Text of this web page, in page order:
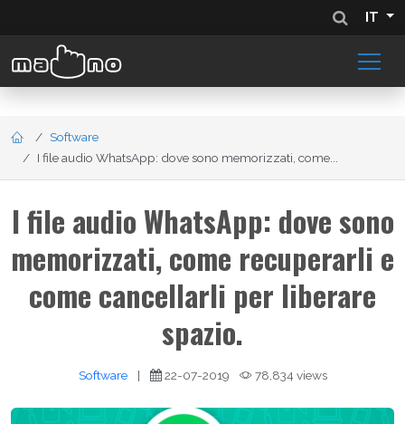
IT
Software
I file audio WhatsApp: dove sono memorizzati, come...
I file audio WhatsApp: dove sono
memorizzati, come recuperarli e
come cancellarli per liberare
spazio.
Software | 22-07-2019 78,834 views